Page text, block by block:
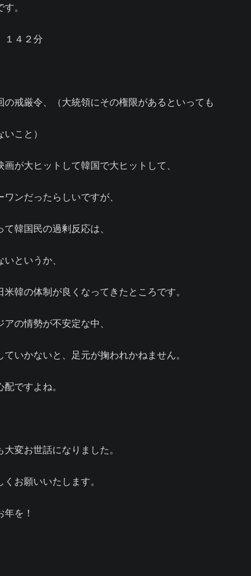
。
４２分
の戒厳令、（大統領にその権限があるといっても
こと）
画が大ヒットして韓国で大ヒットして、
ンだったらしいですが、
韓国民の過剰反応は、
というか、
韓の体制が良くなってきたところです。
の情勢が不安定な中、
いかないと、足元が掬われかねません。
ですよね。
変お世話になりました。
お願いいたします。
を！